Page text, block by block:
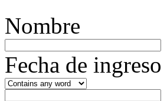
Nombre
Fecha de ingreso